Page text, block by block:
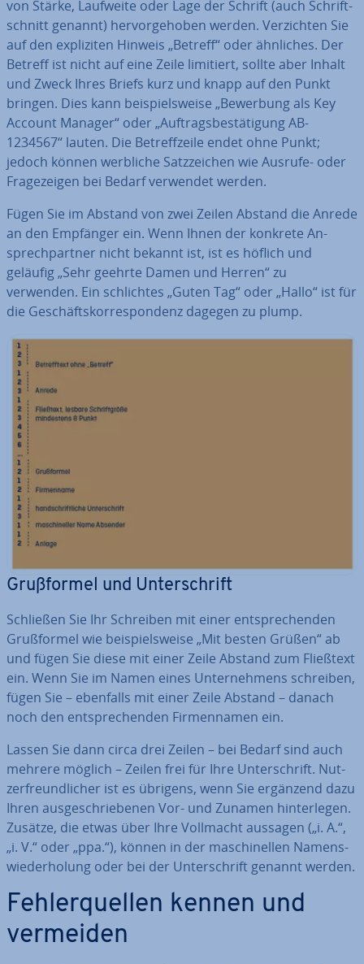
von Stärke, Laufweite oder Lage der Schrift (auch Schrift­
schnitt genannt) her­vor­ge­ho­ben werden. Ver­zich­ten Sie
auf den ex­pli­zi­ten Hinweis „Betreff“ oder ähnliches. Der
Betreff ist nicht auf eine Zeile limitiert, sollte aber Inhalt
und Zweck Ihres Briefs kurz und knapp auf den Punkt
bringen. Dies kann bei­spiels­wei­se „Bewerbung als Key
Account Manager“ oder „Auf­trags­be­stä­ti­gung AB-
1234567“ lauten. Die Be­treff­zei­le endet ohne Punkt;
jedoch können werbliche Satz­zei­chen wie Ausrufe- oder
Fra­ge­zei­gen bei Bedarf verwendet werden.
Fügen Sie im Abstand von zwei Zeilen Abstand die Anrede
an den Empfänger ein. Wenn Ihnen der konkrete An­
sprech­part­ner nicht bekannt ist, ist es höflich und
geläufig „Sehr geehrte Damen und Herren“ zu
verwenden. Ein schlich­tes „Guten Tag“ oder „Hallo“ ist für
die Ge­schäfts­kor­re­spon­denz dagegen zu plump.
Gruß­for­mel und Un­ter­schrift
Schließen Sie Ihr Schreiben mit einer ent­spre­chen­den
Gruß­for­mel wie bei­spiels­wei­se „Mit besten Grüßen“ ab
und fügen Sie diese mit einer Zeile Abstand zum Fließtext
ein. Wenn Sie im Namen eines Un­ter­neh­mens schreiben,
fügen Sie – ebenfalls mit einer Zeile Abstand – danach
noch den ent­spre­chen­den Fir­men­na­men ein.
Lassen Sie dann circa drei Zeilen – bei Bedarf sind auch
mehrere möglich – Zeilen frei für Ihre Un­ter­schrift. Nut­
zer­freund­li­cher ist es übrigens, wenn Sie ergänzend dazu
Ihren aus­ge­schrie­be­nen Vor- und Zunamen hin­ter­le­gen.
Zusätze, die etwas über Ihre Vollmacht aussagen („i. A.“,
„i. V.“ oder „ppa.“), können in der ma­schi­nel­len Na­mens­
wie­der­ho­lung oder bei der Un­ter­schrift genannt werden.
Feh­ler­quel­len kennen und
vermeiden